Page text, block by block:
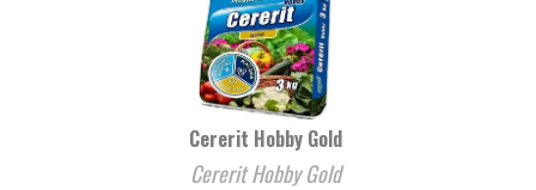
Cererit Hobby Gold
Cererit Hobby Gold